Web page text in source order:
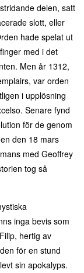
delen, satt
slott, eller
hade spelat ut
med i det
Men år 1312,
var orden
i upplösning
Senare fynd
för de genom
den 18 mars
med Geoffrey
tog så
inga bevis som
hertig av
för en stund
sin apokalyps.